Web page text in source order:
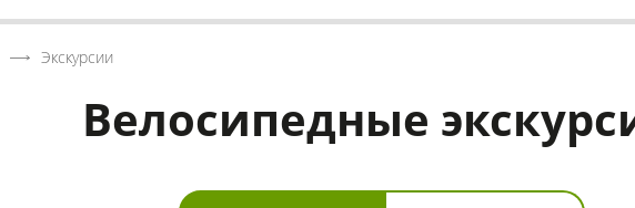
Экскурсии
Велосипедные